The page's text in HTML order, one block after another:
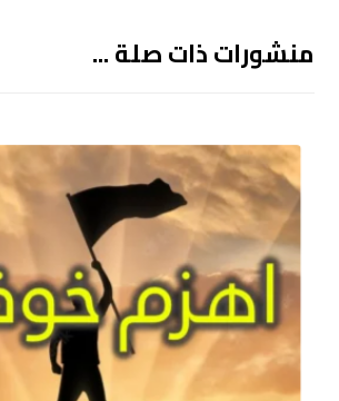
منشورات ذات صلة ...